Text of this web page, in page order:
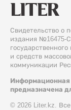
Свидетельство о
издания №16475-
и средств
коммуникации
Информационная
предназначена
© 2026 Liter.kz.